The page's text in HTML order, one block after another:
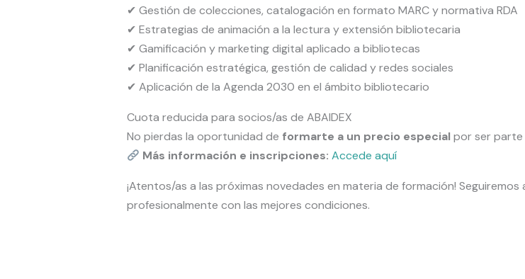
✔ Gestión de colecciones, catalogación en formato MARC y normativa RDA
✔ Estrategias de animación a la lectura y extensión bibliotecaria
✔ Gamificación y marketing digital aplicado a bibliotecas
✔ Planificación estratégica, gestión de calidad y redes sociales
✔ Aplicación de la Agenda 2030 en el ámbito bibliotecario
Cuota reducida para socios/as de ABAIDEX
No pierdas la oportunidad de formarte a un precio especialpor ser parte
Más información e inscripciones: Accede aquí
¡Atentos/as a las próximas novedades en materia de formación!
profesionalmente con las mejores condiciones.